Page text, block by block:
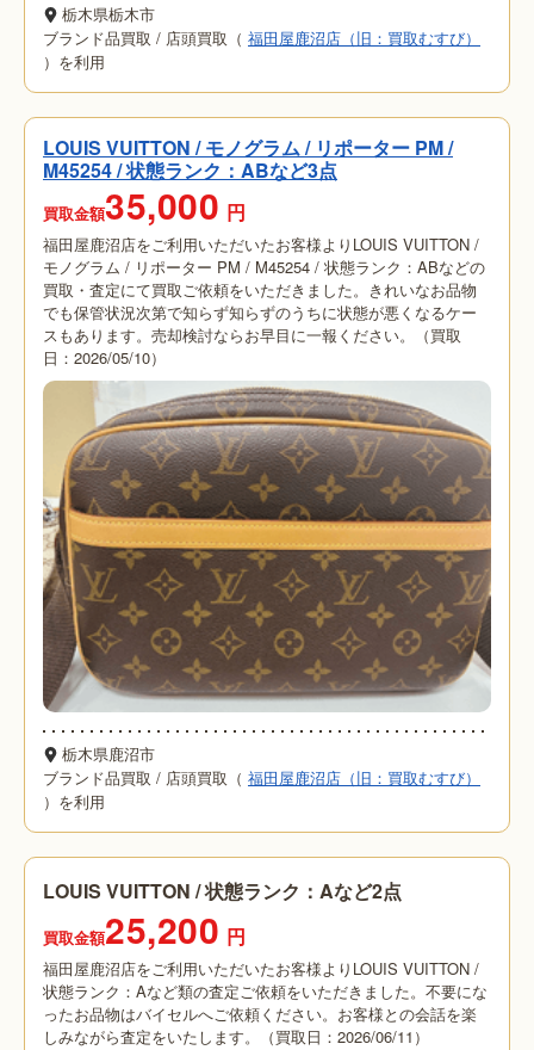
栃木県栃木市
ブランド品買取 / 店頭買取（ 福田屋鹿沼店（旧：買取むすび）
）を利用
LOUIS VUITTON / モノグラム / リポーター PM /
M45254 / 状態ランク：ABなど3点
買取金額35,000 円
福田屋鹿沼店をご利用いただいたお客様よりLOUIS VUITTON /
モノグラム / リポーター PM / M45254 / 状態ランク：ABなどの
買取・査定にて買取ご依頼をいただきました。きれいなお品物
でも保管状況次第で知らず知らずのうちに状態が悪くなるケー
スもあります。売却検討ならお早目に一報ください。（買取
日：2026/05/10）
栃木県鹿沼市
ブランド品買取 / 店頭買取（ 福田屋鹿沼店（旧：買取むすび）
）を利用
LOUIS VUITTON / 状態ランク：Aなど2点
買取金額25,200 円
福田屋鹿沼店をご利用いただいたお客様よりLOUIS VUITTON /
状態ランク：Aなど類の査定ご依頼をいただきました。不要にな
ったお品物はバイセルへご依頼ください。お客様との会話を楽
しみながら査定をいたします。（買取日：2026/06/11）